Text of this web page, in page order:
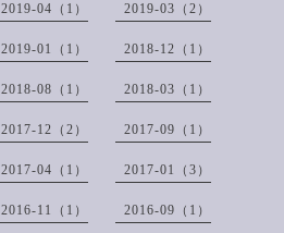
2019-04（1） 2019-03（2）
2019-01（1） 2018-12（1）
2018-08（1） 2018-03（1）
2017-12（2） 2017-09（1）
2017-04（1） 2017-01（3）
2016-11（1） 2016-09（1）